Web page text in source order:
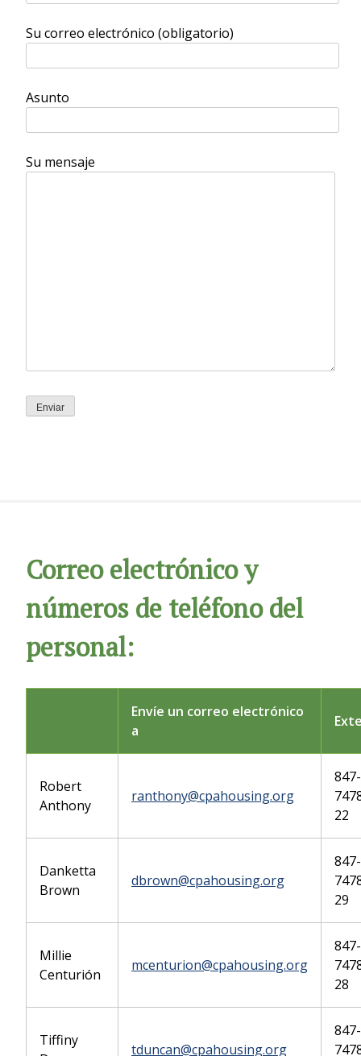
Su correo electrónico (obligatorio)
Asunto
Su mensaje
Correo electrónico y
números de teléfono del
personal:
Envíe un correo electrónico
a
Robert
Anthony
ranthony@cpahousing.org
22
Danketta
Brown
dbrown@cpahousing.org
29
Millie
Centurión
mcenturion@cpahousing.org
28
Tiffiny
tduncan@cpahousing.org